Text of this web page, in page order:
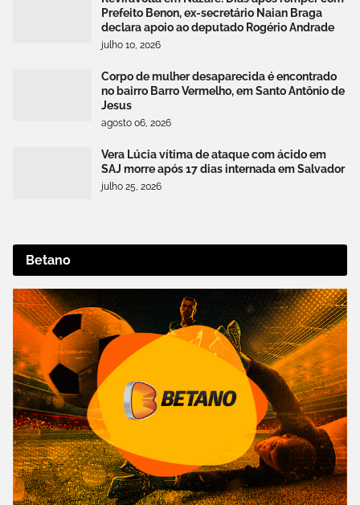
Prefeito Benon, ex-secretário Naian Braga
declara apoio ao deputado Rogério Andrade
julho 10, 2026
Corpo de mulher desaparecida é encontrado
no bairro Barro Vermelho, em Santo Antônio de
Jesus
agosto 06, 2026
Vera Lúcia vítima de ataque com ácido em
SAJ morre após 17 dias internada em Salvador
julho 25, 2026
Betano